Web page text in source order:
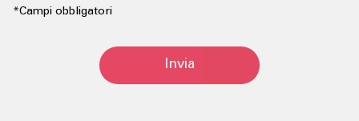
*Campi obbligatori
Invia